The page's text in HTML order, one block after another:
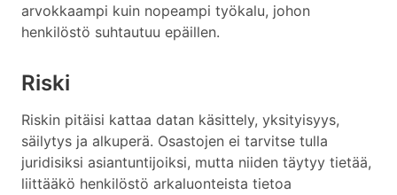
arvokkaampi kuin nopeampi työkalu, johon
henkilöstö suhtautuu epäillen.
Riski
Riskin pitäisi kattaa datan käsittely, yksityisyys,
säilytys ja alkuperä. Osastojen ei tarvitse tulla
juridisiksi asiantuntijoiksi, mutta niiden täytyy tietää,
liittääkö henkilöstö arkaluonteista tietoa